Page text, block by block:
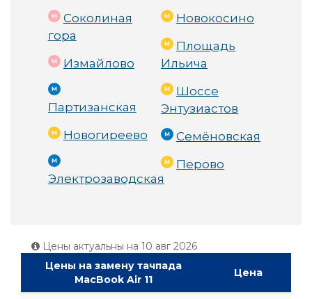
Соколиная
гора
Измайлово
Партизанская
Новогиреево
Электрозаводская
Новокосино
Площадь
Ильича
Шоссе
Энтузиастов
Семёновская
Перово
Цены актуальны на 10 авг 2026
Цены на замену тачпада
MacBook Air 11
Цена